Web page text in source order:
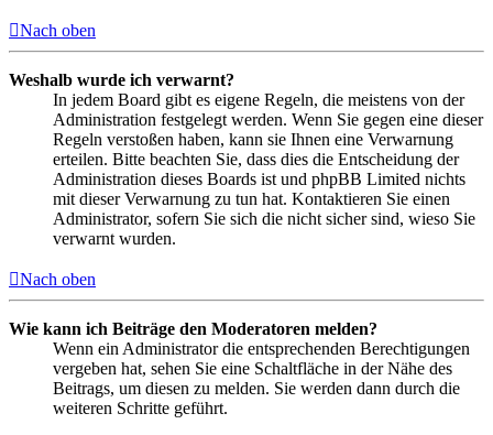
Nach oben
Weshalb wurde ich verwarnt?
In jedem Board gibt es eigene Regeln, die meistens von der
Administration festgelegt werden. Wenn Sie gegen eine dieser
Regeln verstoßen haben, kann sie Ihnen eine Verwarnung
erteilen. Bitte beachten Sie, dass dies die Entscheidung der
Administration dieses Boards ist und phpBB Limited nichts
mit dieser Verwarnung zu tun hat. Kontaktieren Sie einen
Administrator, sofern Sie sich die nicht sicher sind, wieso Sie
verwarnt wurden.
Nach oben
Wie kann ich Beiträge den Moderatoren melden?
Wenn ein Administrator die entsprechenden Berechtigungen
vergeben hat, sehen Sie eine Schaltfläche in der Nähe des
Beitrags, um diesen zu melden. Sie werden dann durch die
weiteren Schritte geführt.